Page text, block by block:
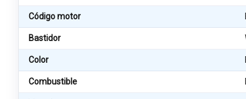
Código motor
Bastidor
Color
Combustible